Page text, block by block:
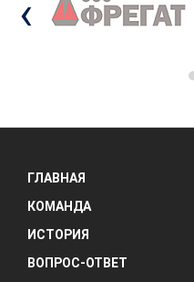
‹
ГЛАВНАЯ
КОМАНДА
ИСТОРИЯ
ВОПРОС-ОТВЕТ